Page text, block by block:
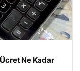
Ne Kadar